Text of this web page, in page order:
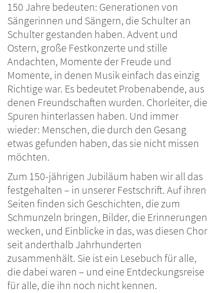
150 Jahre bedeuten: Generationen von
Sängerinnen und Sängern, die Schulter an
Schulter gestanden haben. Advent und
Ostern, große Festkonzerte und stille
Andachten, Momente der Freude und
Momente, in denen Musik einfach das einzig
Richtige war. Es bedeutet Probenabende, aus
denen Freundschaften wurden. Chorleiter, die
Spuren hinterlassen haben. Und immer
wieder: Menschen, die durch den Gesang
etwas gefunden haben, das sie nicht missen
möchten.
Zum 150-jährigen Jubiläum haben wir all das
festgehalten – in unserer Festschrift. Auf ihren
Seiten finden sich Geschichten, die zum
Schmunzeln bringen, Bilder, die Erinnerungen
wecken, und Einblicke in das, was diesen Chor
seit anderthalb Jahrhunderten
zusammenhält. Sie ist ein Lesebuch für alle,
die dabei waren – und eine Entdeckungsreise
für alle, die ihn noch nicht kennen.